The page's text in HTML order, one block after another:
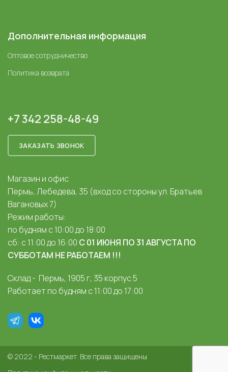
Дополнительная информация
Оптовое сотрудничество
Политика возврата
+7 342 258-48-49
ЗАКАЗАТЬ ЗВОНОК
Магазин и офис
Пермь, Лебедева, 35 (вход со стороны ул. Братьев
Вагановых 7)
Режим работы:
по будням с 10:00 до 18:00
сб: с 11:00 до 16:00 С 01 ИЮНЯ ПО 31 АВГУСТА ПО
СУББОТАМ НЕ РАБОТАЕМ !!!
Склад - Пермь, 1905 г, 35 корпус 5
Работает по будням с 11:00 до 17:00
© 2022 - Рестмаркет. Все права защищены